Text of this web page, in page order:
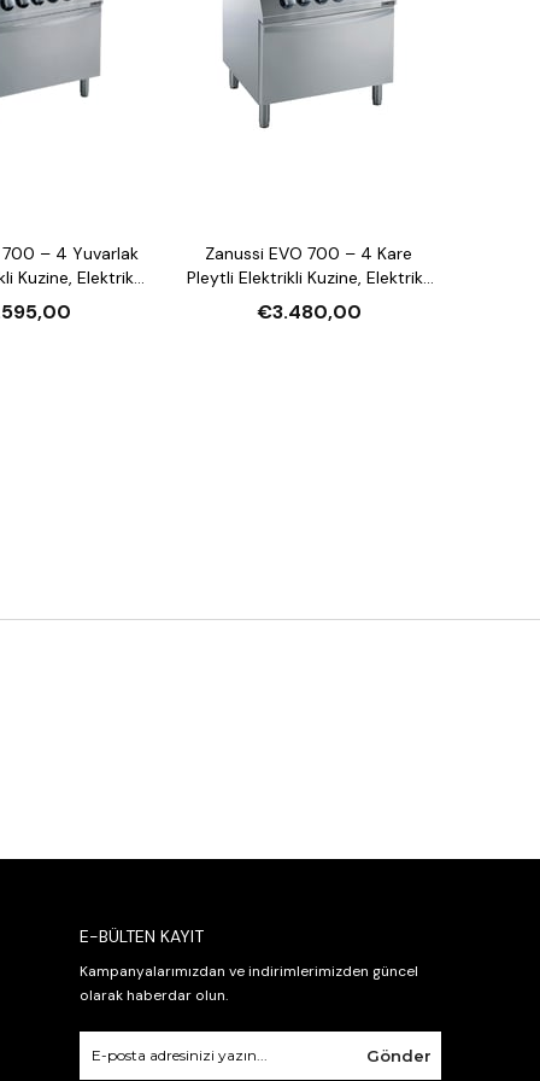
700 – 4 Yuvarlak
Kuzine, Elektrikli
(372016)
Zanussi EVO 700 – 4 Kare
Pleytli Elektrikli Kuzine, Elektrikli
Fırınlı (372018)
€3.480,00
E-BÜLTEN KAYIT
Kampanyalarımızdan ve indirimlerimizden güncel
olarak haberdar olun.
Gönder